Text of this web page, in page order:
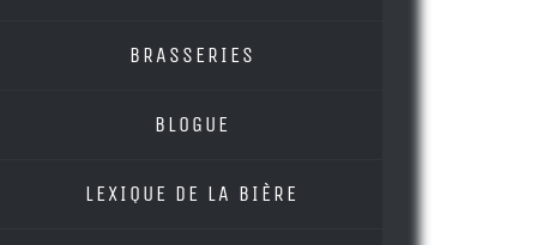
BRASSERIES
BLOGUE
LEXIQUE DE LA BIÈRE